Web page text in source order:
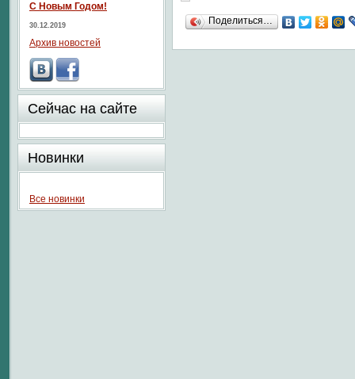
Поделиться…
С Новым Годом!
30.12.2019
Архив новостей
Сейчас на сайте
Новинки
Все новинки